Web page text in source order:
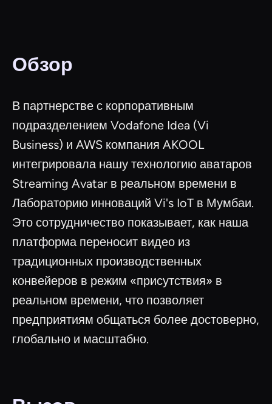
Обзор
В партнерстве с корпоративным
подразделением Vodafone Idea (Vi
Business) и AWS компания AKOOL
интегрировала нашу технологию аватаров
Streaming Avatar в реальном времени в
Лабораторию инноваций Vi's IoT в Мумбаи.
Это сотрудничество показывает, как наша
платформа переносит видео из
традиционных производственных
конвейеров в режим «присутствия» в
реальном времени, что позволяет
предприятиям общаться более достоверно,
глобально и масштабно.